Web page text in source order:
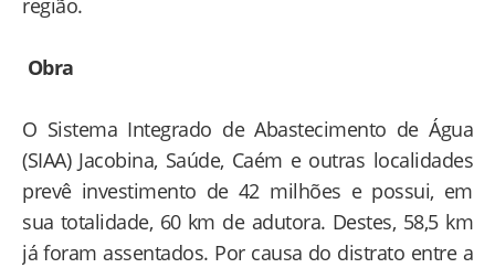
Obra
O Sistema Integrado de Abastecimento de Água
(SIAA) Jacobina, Saúde, Caém e outras localidades
prevê investimento de 42 milhões e possui, em
sua totalidade, 60 km de adutora. Destes, 58,5 km
já foram assentados. Por causa do distrato entre a